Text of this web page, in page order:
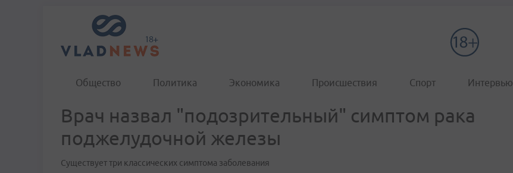
Общество Политика Экономика Происшествия Спорт Интервью
Врач назвал "подозрительный" симптом рака
поджелудочной железы
Существует три классических симптома заболевания